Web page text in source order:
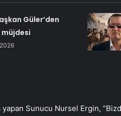
Güler’den
yapan Sunucu Nursel Ergin,